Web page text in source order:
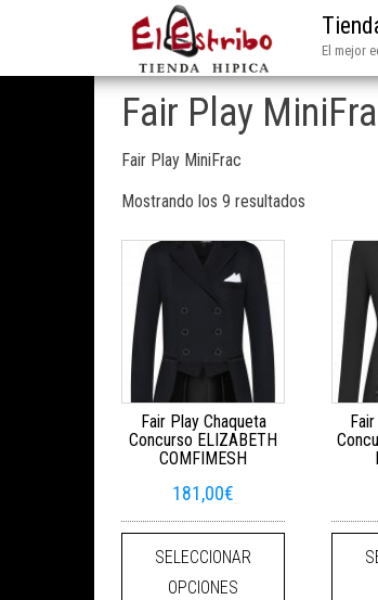
El mejor
Fair Play
Fair Play MiniFrac
Mostrando los 9 resultados
Fair Play Chaqueta
Concurso ELIZABETH
COMFIMESH
181,00€
SELECCIONAR
OPCIONES
Este